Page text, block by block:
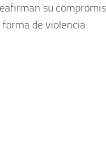
su
de violencia.